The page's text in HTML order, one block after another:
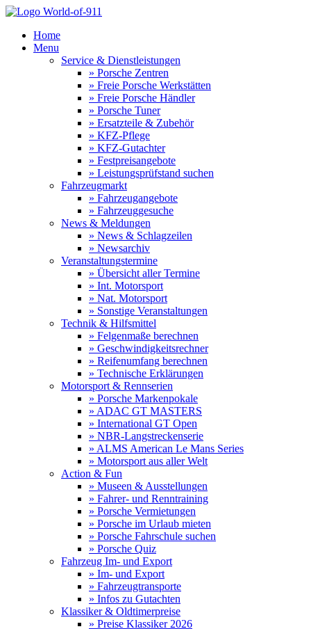
Home
Menu
Service & Dienstleistungen
» Porsche Zentren
» Freie Porsche Werkstätten
» Freie Porsche Händler
» Porsche Tuner
» Ersatzteile & Zubehör
» KFZ-Pflege
» KFZ-Gutachter
» Festpreisangebote
» Leistungsprüfstand suchen
Fahrzeugmarkt
» Fahrzeugangebote
» Fahrzeuggesuche
News & Meldungen
» News & Schlagzeilen
» Newsarchiv
Veranstaltungstermine
» Übersicht aller Termine
» Int. Motorsport
» Nat. Motorsport
» Sonstige Veranstaltungen
Technik & Hilfsmittel
» Felgenmaße berechnen
» Geschwindigkeitsrechner
» Reifenumfang berechnen
» Technische Erklärungen
Motorsport & Rennserien
» Porsche Markenpokale
» ADAC GT MASTERS
» International GT Open
» NBR-Langstreckenserie
» ALMS American Le Mans Series
» Motorsport aus aller Welt
Action & Fun
» Museen & Ausstellungen
» Fahrer- und Renntraining
» Porsche Vermietungen
» Porsche im Urlaub mieten
» Porsche Fahrschule suchen
» Porsche Quiz
Fahrzeug Im- und Export
» Im- und Export
» Fahrzeugtransporte
» Infos zu Gutachten
Klassiker & Oldtimerpreise
» Preise Klassiker 2026